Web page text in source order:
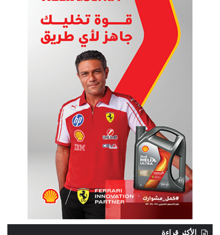
الأكثر قراءة